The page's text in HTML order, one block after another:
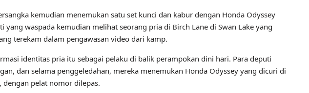
kemudian menemukan satu set kunci dan kabur dengan Honda Odyssey
yang waspada kemudian melihat seorang pria di Birch Lane di Swan Lake yang
terekam dalam pengawasan video dari kamp.
identitas pria itu sebagai pelaku di balik perampokan dini hari. Para deputi
dan selama penggeledahan, mereka menemukan Honda Odyssey yang dicuri di
dengan pelat nomor dilepas.